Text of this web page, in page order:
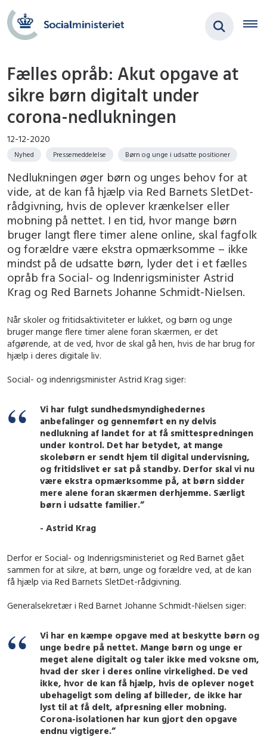
Fælles opråb: Akut opgave at
sikre børn digitalt under
corona-nedlukningen
12-12-2020
Nyhed Pressemeddelelse Børn og unge i udsatte positioner
Nedlukningen øger børn og unges behov for at
vide, at de kan få hjælp via Red Barnets SletDet-
rådgivning, hvis de oplever krænkelser eller
mobning på nettet. I en tid, hvor mange børn
bruger langt flere timer alene online, skal fagfolk
og forældre være ekstra opmærksomme – ikke
mindst på de udsatte børn, lyder det i et fælles
opråb fra Social- og Indenrigsminister Astrid
Krag og Red Barnets Johanne Schmidt-Nielsen.
Når skoler og fritidsaktiviteter er lukket, og børn og unge
bruger mange flere timer alene foran skærmen, er det
afgørende, at de ved, hvor de skal gå hen, hvis de har brug for
hjælp i deres digitale liv.
Social- og indenrigsminister Astrid Krag siger:
Vi har fulgt sundhedsmyndighedernes
anbefalinger og gennemført en ny delvis
nedlukning af landet for at få smittespredningen
under kontrol. Det har betydet, at mange
skolebørn er sendt hjem til digital undervisning,
og fritidslivet er sat på standby. Derfor skal vi nu
være ekstra opmærksomme på, at børn sidder
mere alene foran skærmen derhjemme. Særligt
børn i udsatte familier.”
- Astrid Krag
Derfor er Social- og Indenrigsministeriet og Red Barnet gået
sammen for at sikre, at børn, unge og forældre ved, at de kan
få hjælp via Red Barnets SletDet-rådgivning.
Generalsekretær i Red Barnet Johanne Schmidt-Nielsen siger:
Vi har en kæmpe opgave med at beskytte børn og
unge bedre på nettet. Mange børn og unge er
meget alene digitalt og taler ikke med voksne om,
hvad der sker i deres online virkelighed. De ved
ikke, hvor de kan få hjælp, hvis de oplever noget
ubehageligt som deling af billeder, de ikke har
lyst til at få delt, afpresning eller mobning.
Corona-isolationen har kun gjort den opgave
endnu vigtigere.”